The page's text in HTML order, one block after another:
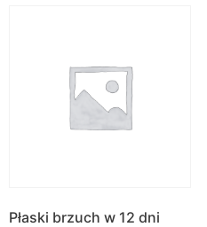
Płaski brzuch w 12 dni